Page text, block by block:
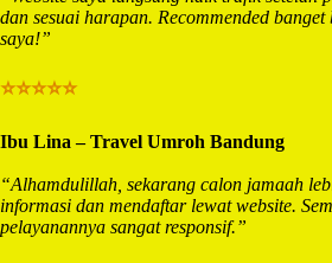
dan sesuai harapan. Recommended
saya!”
⭐⭐⭐⭐⭐
Ibu Lina – Travel Umroh Bandung
“Alhamdulillah, sekarang calon jamaah
informasi dan mendaftar lewat website.
pelayanannya sangat responsif.”